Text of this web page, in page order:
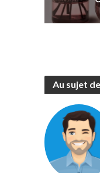
Au sujet